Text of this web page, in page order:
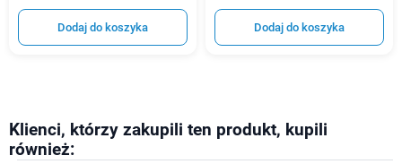
Dodaj do koszyka Dodaj do koszyka
Klienci, którzy zakupili ten produkt, kupili
również: